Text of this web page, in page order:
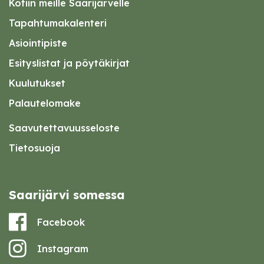
Kotiin meille Saarijärvelle
Tapahtumakalenteri
Asiointipiste
Esityslistat ja pöytäkirjat
Kuulutukset
Palautelomake
Saavutettavuusseloste
Tietosuoja
Saarijärvi somessa
Facebook
Instagram